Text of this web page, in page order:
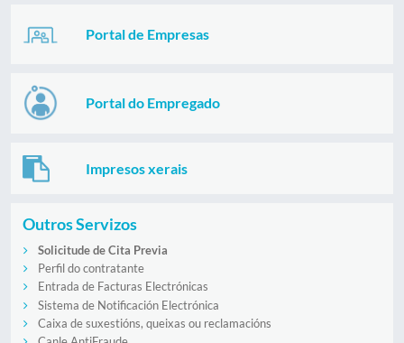
Portal de Empresas
Portal do Empregado
Impresos xerais
Outros Servizos
Solicitude de Cita Previa
Perfil do contratante
Entrada de Facturas Electrónicas
Sistema de Notificación Electrónica
Caixa de suxestións, queixas ou reclamacións